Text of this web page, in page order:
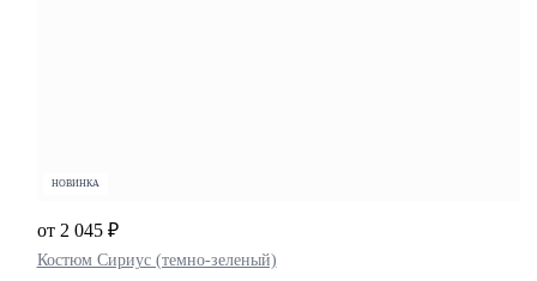
НОВИНКА
Костюм Сириус (темно-зеленый)
от 2 045 ₽